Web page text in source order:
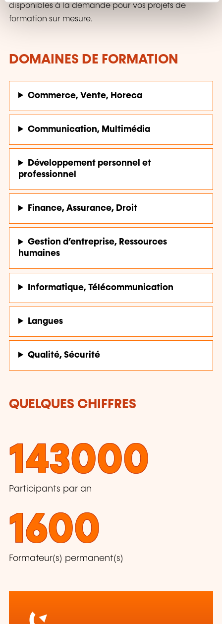
disponibles à la demande pour vos projets de
formation sur mesure.
DOMAINES DE FORMATION
Commerce, Vente, Horeca
Communication, Multimédia
Développement personnel et
professionnel
Finance, Assurance, Droit
Gestion d’entreprise, Ressources
humaines
Informatique, Télécommunication
Langues
Qualité, Sécurité
QUELQUES CHIFFRES
143000
Participants par an
1600
Formateur(s) permanent(s)